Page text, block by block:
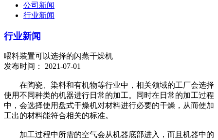
公司新闻
行业新闻
行业新闻
喂料装置可以选择的闪蒸干燥机
发布时间： 2021-07-01
在陶瓷、染料和有机物等行业中，相关领域的工厂会选择
使用不同种类的机器进行日常的加工。同时在日常的加工过程
中，会选择使用盘式干燥机对材料进行必要的干燥，从而使加
工出的材料能符合相关的标准。
加工过程中所需的空气会从机器底部进入，而且机器中的